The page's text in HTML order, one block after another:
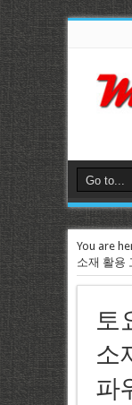
You are
소재 활용
토
소
파